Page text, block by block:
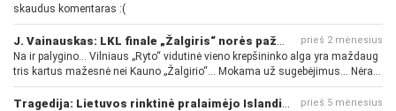
skaudus komentaras :(
prieš 2 mėnesius
Na ir palygino... Vilniaus „Ryto“ vidutinė vieno krepšininko alga yra maždaug
tris kartus mažesnė nei Kauno „Žalgirio“... Mokama už sugebėjimus... Nėra
pinigų - nėra gerų žaidėjų...
prieš 5 mėnesius